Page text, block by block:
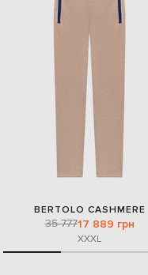
BERTOLO CASHMERE
35 77717 889 грн
XXXL